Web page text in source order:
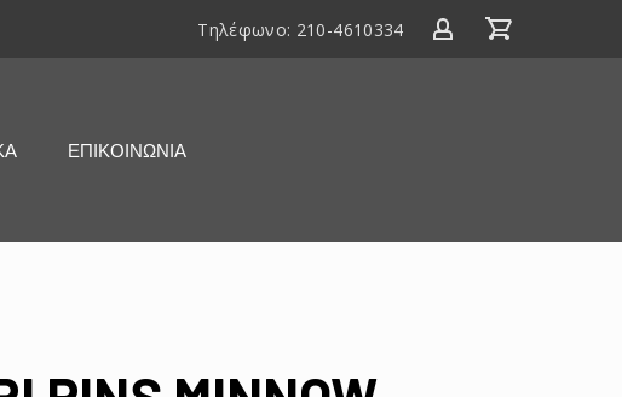
Τηλέφωνο: 210-4610334
ΕΠΙΚΟΙΝΩΝΙΑ